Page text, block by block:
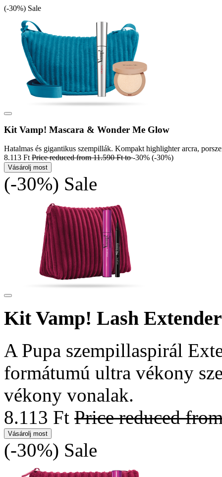
(-30%) Sale
Kit Vamp! Mascara & Wonder Me Glow
Hatalmas és gigantikus szempillák. Kompakt highlighter arcra,
8.113 FtPrice reduced from11.590 Ftto-30% (-30%)
Vásárolj most
(-30%) Sale
Kit Vamp! Lash
A Pupa szempillaspirál
formátumú ultra vékony
vékony vonalak.
8.113 Ft Price reduced
Vásárolj most
(-30%) Sale